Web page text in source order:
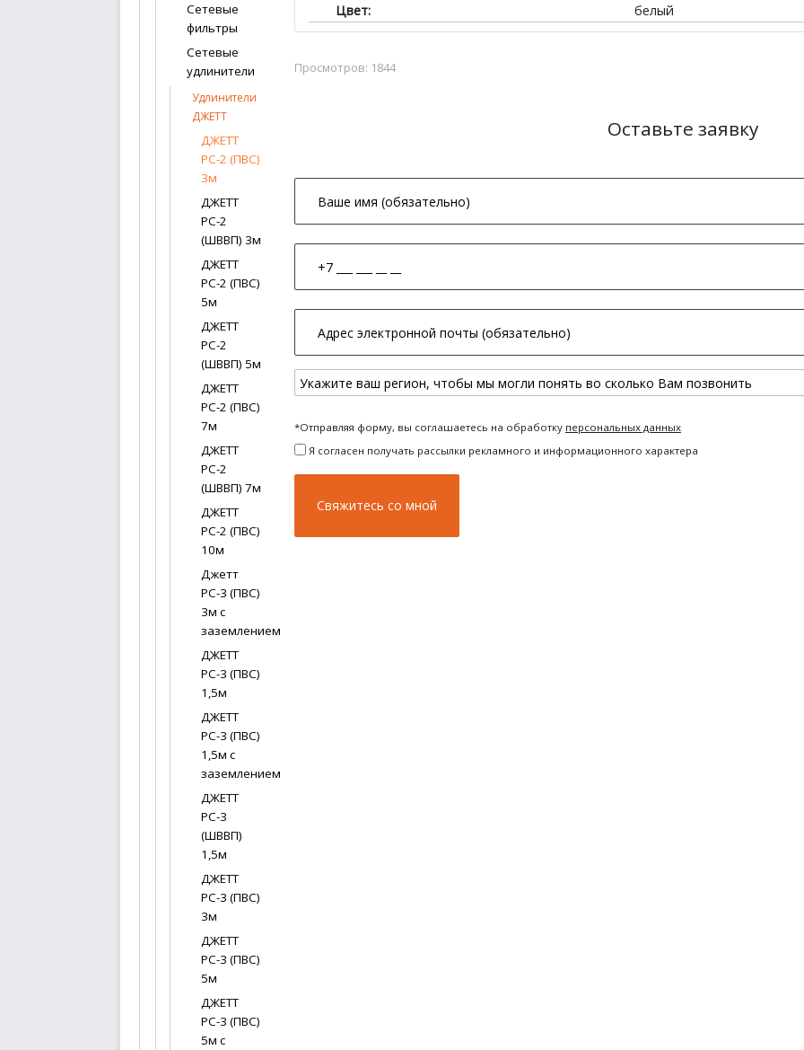
Цвет:
белый
Просмотров: 1844
Оставьте заявку
*Отправляя форму, вы соглашаетесь на обработку персональных данных
Я согласен получать рассылки рекламного и информационного характера
Сетевые
фильтры
Сетевые
удлинители
Удлинители
ДЖЕТТ
ДЖЕТТ
РС-2 (ПВС)
3м
ДЖЕТТ
РС-2
(ШВВП) 3м
ДЖЕТТ
РС-2 (ПВС)
5м
ДЖЕТТ
РС-2
(ШВВП) 5м
ДЖЕТТ
РС-2 (ПВС)
7м
ДЖЕТТ
РС-2
(ШВВП) 7м
ДЖЕТТ
РС-2 (ПВС)
10м
Джетт
РС-3 (ПВС)
3м с
заземлением
ДЖЕТТ
РС-3 (ПВС)
1,5м
ДЖЕТТ
РС-3 (ПВС)
1,5м с
заземлением
ДЖЕТТ
РС-3
(ШВВП)
1,5м
ДЖЕТТ
РС-3 (ПВС)
3м
ДЖЕТТ
РС-3 (ПВС)
5м
ДЖЕТТ
РС-3 (ПВС)
5м с